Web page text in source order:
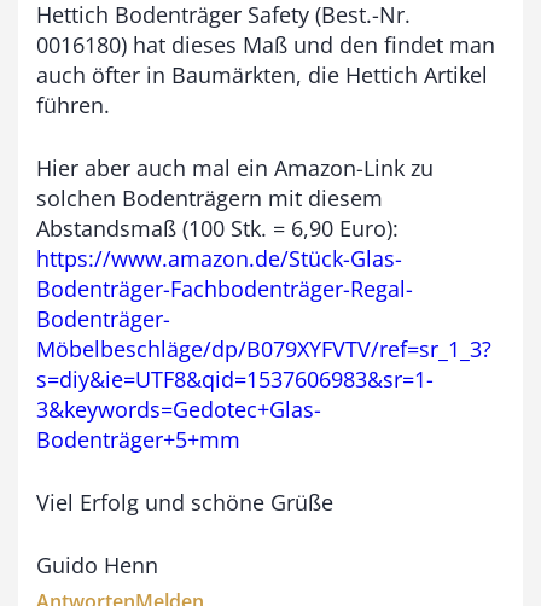
Hettich Bodenträger Safety (Best.-Nr.
0016180) hat dieses Maß und den findet man
auch öfter in Baumärkten, die Hettich Artikel
führen.
Hier aber auch mal ein Amazon-Link zu
solchen Bodenträgern mit diesem
Abstandsmaß (100 Stk. = 6,90 Euro):
https://www.amazon.de/Stück-Glas-
Bodenträger-Fachbodenträger-Regal-
Bodenträger-
Möbelbeschläge/dp/B079XYFVTV/ref=sr_1_3?
s=diy&ie=UTF8&qid=1537606983&sr=1-
3&keywords=Gedotec+Glas-
Bodenträger+5+mm
Viel Erfolg und schöne Grüße
Guido Henn